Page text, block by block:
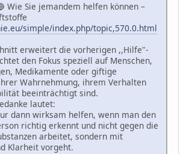
Wie Sie jemandem helfen können –
simple/index.php/topic,570.0.html
erweitert die vorherigen ,,Hilfe"-
den Fokus speziell auf Menschen,
Medikamente oder giftige
Wahrnehmung, ihrem Verhalten
beeinträchtigt sind.
lautet:
dann wirksam helfen, wenn man den
richtig erkennt und nicht gegen die
arbeitet, sondern mit
Klarheit vorgeht.